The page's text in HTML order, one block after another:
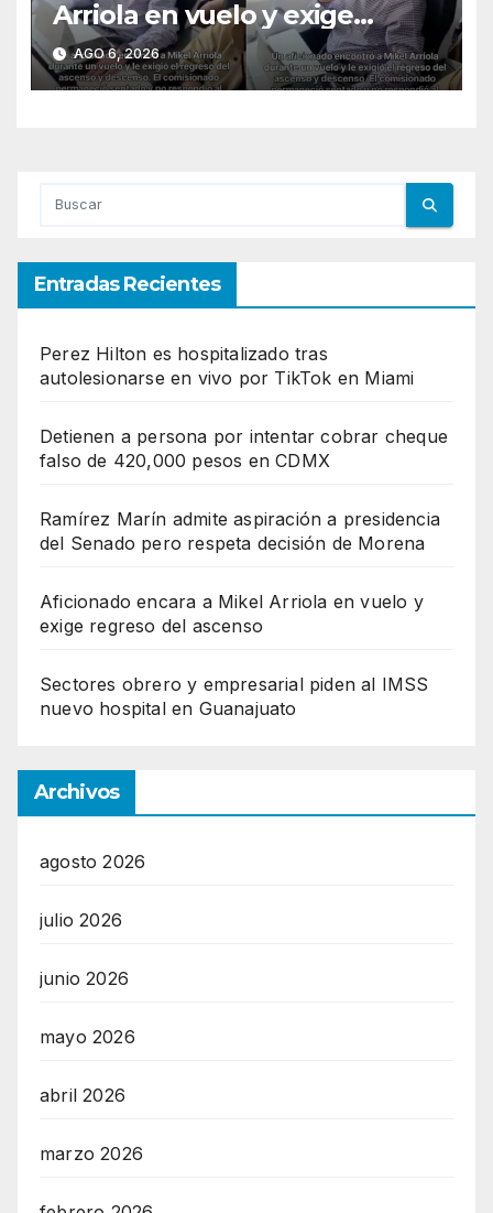
Arriola en vuelo y exige
regreso del ascenso
AGO 6, 2026
Entradas Recientes
Perez Hilton es hospitalizado tras
autolesionarse en vivo por TikTok en Miami
Detienen a persona por intentar cobrar cheque
falso de 420,000 pesos en CDMX
Ramírez Marín admite aspiración a presidencia
del Senado pero respeta decisión de Morena
Aficionado encara a Mikel Arriola en vuelo y
exige regreso del ascenso
Sectores obrero y empresarial piden al IMSS
nuevo hospital en Guanajuato
Archivos
agosto 2026
julio 2026
junio 2026
mayo 2026
abril 2026
marzo 2026